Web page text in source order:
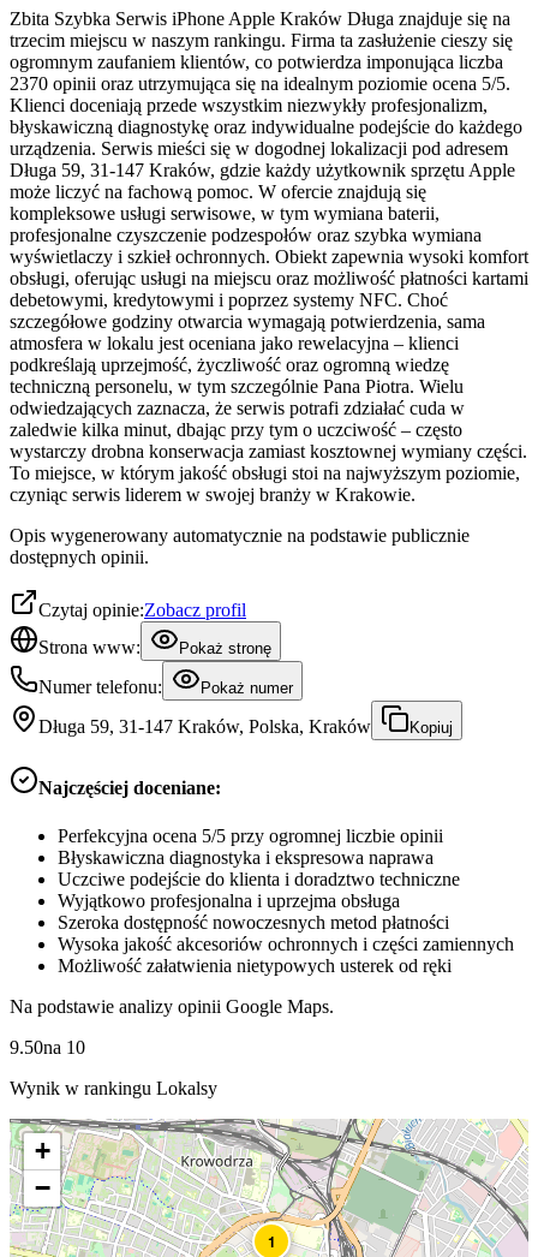
Zbita Szybka Serwis iPhone Apple Kraków Długa znajduje się na
trzecim miejscu w naszym rankingu. Firma ta zasłużenie cieszy się
ogromnym zaufaniem klientów, co potwierdza imponująca liczba
2370 opinii oraz utrzymująca się na idealnym poziomie ocena 5/5.
Klienci doceniają przede wszystkim niezwykły profesjonalizm,
błyskawiczną diagnostykę oraz indywidualne podejście do każdego
urządzenia. Serwis mieści się w dogodnej lokalizacji pod adresem
Długa 59, 31-147 Kraków, gdzie każdy użytkownik sprzętu Apple
może liczyć na fachową pomoc. W ofercie znajdują się
kompleksowe usługi serwisowe, w tym wymiana baterii,
profesjonalne czyszczenie podzespołów oraz szybka wymiana
wyświetlaczy i szkieł ochronnych. Obiekt zapewnia wysoki komfort
obsługi, oferując usługi na miejscu oraz możliwość płatności kartami
debetowymi, kredytowymi i poprzez systemy NFC. Choć
szczegółowe godziny otwarcia wymagają potwierdzenia, sama
atmosfera w lokalu jest oceniana jako rewelacyjna – klienci
podkreślają uprzejmość, życzliwość oraz ogromną wiedzę
techniczną personelu, w tym szczególnie Pana Piotra. Wielu
odwiedzających zaznacza, że serwis potrafi zdziałać cuda w
zaledwie kilka minut, dbając przy tym o uczciwość – często
wystarczy drobna konserwacja zamiast kosztownej wymiany części.
To miejsce, w którym jakość obsługi stoi na najwyższym poziomie,
czyniąc serwis liderem w swojej branży w Krakowie.
Opis wygenerowany automatycznie na podstawie publicznie
dostępnych opinii.
Czytaj opinie:Zobacz profil
Strona www:
Pokaż stronę
Numer telefonu: Pokaż numer
Długa 59, 31-147 Kraków, Polska, Kraków Kopiuj
Najczęściej doceniane:
Perfekcyjna ocena 5/5 przy ogromnej liczbie opinii
Błyskawiczna diagnostyka i ekspresowa naprawa
Uczciwe podejście do klienta i doradztwo techniczne
Wyjątkowo profesjonalna i uprzejma obsługa
Szeroka dostępność nowoczesnych metod płatności
Wysoka jakość akcesoriów ochronnych i części zamiennych
Możliwość załatwienia nietypowych usterek od ręki
Na podstawie analizy opinii Google Maps.
9.50na 10
Wynik w rankingu Lokalsy
1
+
−